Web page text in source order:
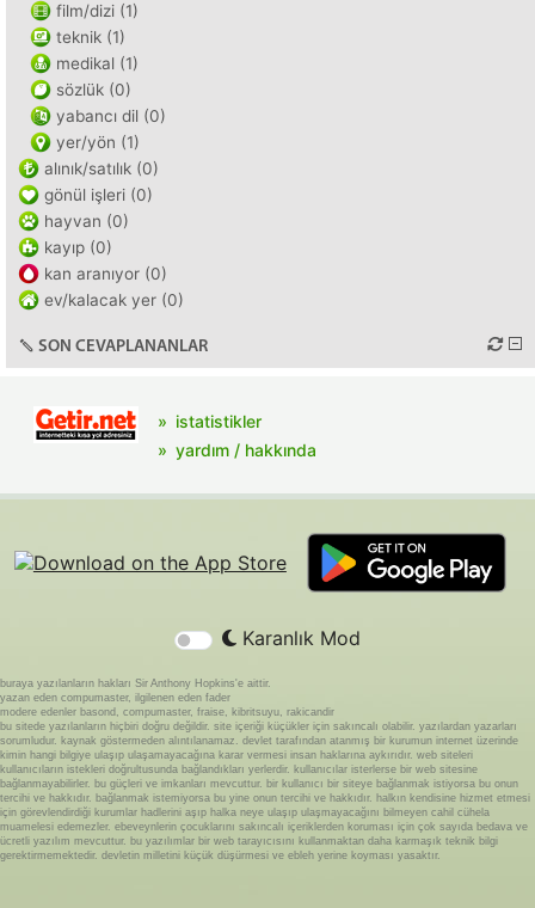
film/dizi (1)
teknik (1)
medikal (1)
sözlük (0)
yabancı dil (0)
yer/yön (1)
alınık/satılık (0)
gönül işleri (0)
hayvan (0)
kayıp (0)
kan aranıyor (0)
ev/kalacak yer (0)
SON CEVAPLANANLAR
istatistikler
yardım / hakkında
Karanlık Mod
buraya yazılanların hakları Sir Anthony Hopkins'e aittir.
yazan eden compumaster, ilgilenen eden fader
modere edenler basond, compumaster, fraise, kibritsuyu, rakicandir
bu sitede yazılanların hiçbiri doğru değildir. site içeriği küçükler için sakıncalı olabilir. yazılardan yazarları
sorumludur. kaynak göstermeden alıntılanamaz. devlet tarafından atanmış bir kurumun internet üzerinde
kimin hangi bilgiye ulaşıp ulaşamayacağına karar vermesi insan haklarına aykırıdır. web siteleri
kullanıcıların istekleri doğrultusunda bağlandıkları yerlerdir. kullanıcılar isterlerse bir web sitesine
bağlanmayabilirler. bu güçleri ve imkanları mevcuttur. bir kullanıcı bir siteye bağlanmak istiyorsa bu onun
tercihi ve hakkıdır. bağlanmak istemiyorsa bu yine onun tercihi ve hakkıdır. halkın kendisine hizmet etmesi
için görevlendirdiği kurumlar hadlerini aşıp halka neye ulaşıp ulaşmayacağını bilmeyen cahil cühela
muamelesi edemezler. ebeveynlerin çocuklarını sakıncalı içeriklerden koruması için çok sayıda bedava ve
ücretli yazılım mevcuttur. bu yazılımlar bir web tarayıcısını kullanmaktan daha karmaşık teknik bilgi
gerektirmemektedir. devletin milletini küçük düşürmesi ve ebleh yerine koyması yasaktır.